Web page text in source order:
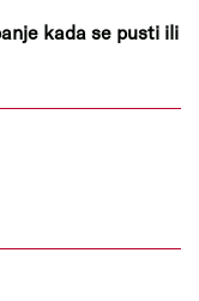
kada se pusti ili